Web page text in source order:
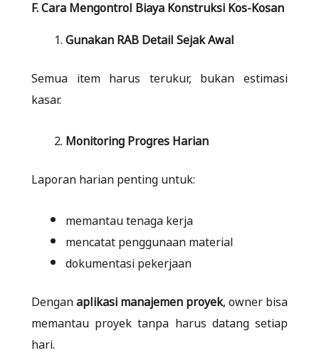
F. Cara Mengontrol Biaya Konstruksi Kos-Kosan
Gunakan RAB Detail Sejak Awal
Semua item harus terukur, bukan estimasi
kasar.
Monitoring Progres Harian
Laporan harian penting untuk:
memantau tenaga kerja
mencatat penggunaan material
dokumentasi pekerjaan
Denganaplikasi manajemen proyek, owner bisa
memantau proyek tanpa harus datang setiap
hari.